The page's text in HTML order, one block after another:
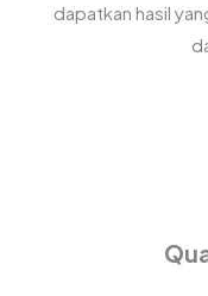
dapatkan hasil